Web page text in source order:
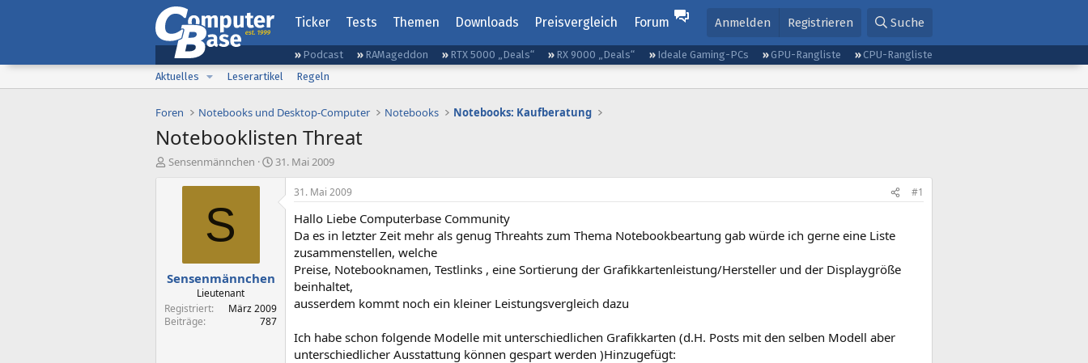
Ticker Tests Themen Downloads Preisvergleich Forum Anmelden Registrieren Suche
Podcast RAMageddon RTX 5000 „Deals“ RX 9000 „Deals“ Ideale Gaming-PCs GPU-Rangliste
CPU-Rangliste
Aktuelles
Leserartikel Regeln
Foren Notebooks und Desktop-Computer Notebooks Notebooks: Kaufberatung
Notebooklisten Threat
E
r
Sensenmännchen
E
31. Mai 2009
S
Sensenmännchen
Lieutenant
Registriert
März 2009
Beiträge
787
31. Mai 2009 #1
Hallo Liebe Computerbase Community
Da es in letzter Zeit mehr als genug Threahts zum Thema Notebookbeartung gab würde ich gerne eine Liste
zusammenstellen, welche
Preise, Notebooknamen, Testlinks , eine Sortierung der Grafikkartenleistung/Hersteller und der Displaygröße
beinhaltet,
ausserdem kommt noch ein kleiner Leistungsvergleich dazu
Ich habe schon folgende Modelle mit unterschiedlichen Grafikkarten (d.H. Posts mit den selben Modell aber
unterschiedlicher Ausstattung können gespart werden )Hinzugefügt: